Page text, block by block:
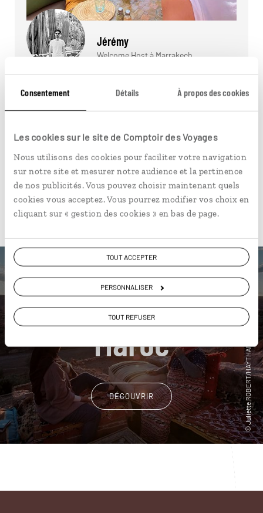
Consentement Détails À propos des cookies
Les cookies sur le site de Comptoir des Voyages
Nous utilisons des cookies pour faciliter votre navigation
sur notre site et mesurer notre audience et la pertinence
de nos publicités. Vous pouvez choisir maintenant quels
cookies vous acceptez. Vous pourrez modifier vos choix en
cliquant sur « gestion des cookies » en bas de page.
TOUT ACCEPTER
PERSONNALISER
TOUT REFUSER
Jérémy
Welcome Host à Marrakech
Le temps d'un café, rencontrez notre Welcome
Lire son interview
Pour aller plus loin
Nos 15 idées de voyage
Maroc
DÉCOUVRIR